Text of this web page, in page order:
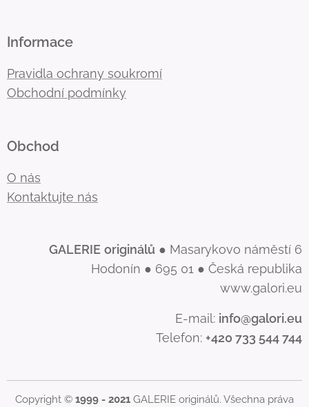
Informace
Pravidla ochrany soukromí
Obchodní podmínky
Obchod
O nás
Kontaktujte nás
GALERIE originálů ● Masarykovo náměstí 6
Hodonín ● 695 01 ● Česká republika
www.galori.eu
E-mail: info@galori.eu
Telefon: +420 733 544 744
Copyright © 1999 - 2021 GALERIE originálů. Všechna práva